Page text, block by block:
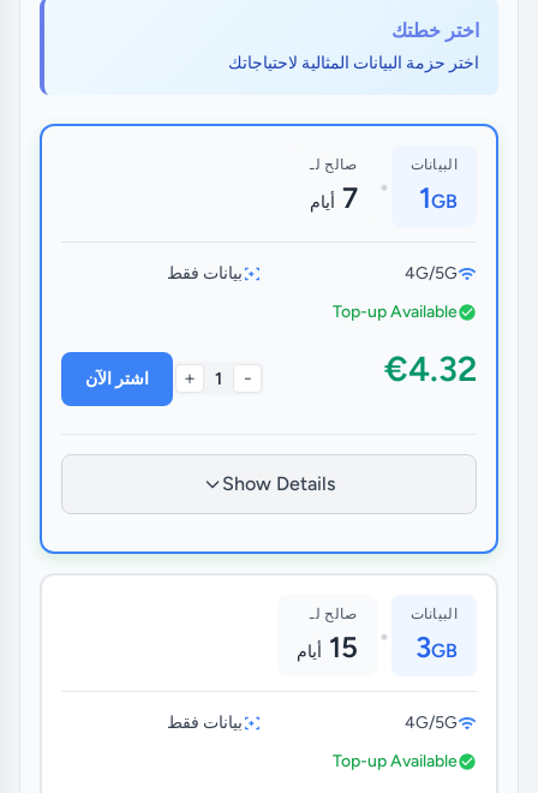
اختر خطتك
اختر حزمة البيانات المثالية لاحتياجاتك
البيانات
1GB
•
صالح لـ
7 أيام
4G/5G
بيانات فقط
Top-up Available
€4.32
-
1
+ اشتر الآن
Show Details
البيانات
3GB
•
صالح لـ
15 أيام
4G/5G
بيانات فقط
Top-up Available